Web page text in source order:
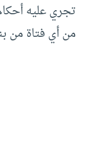
تجري عليه
من أي فتاة من